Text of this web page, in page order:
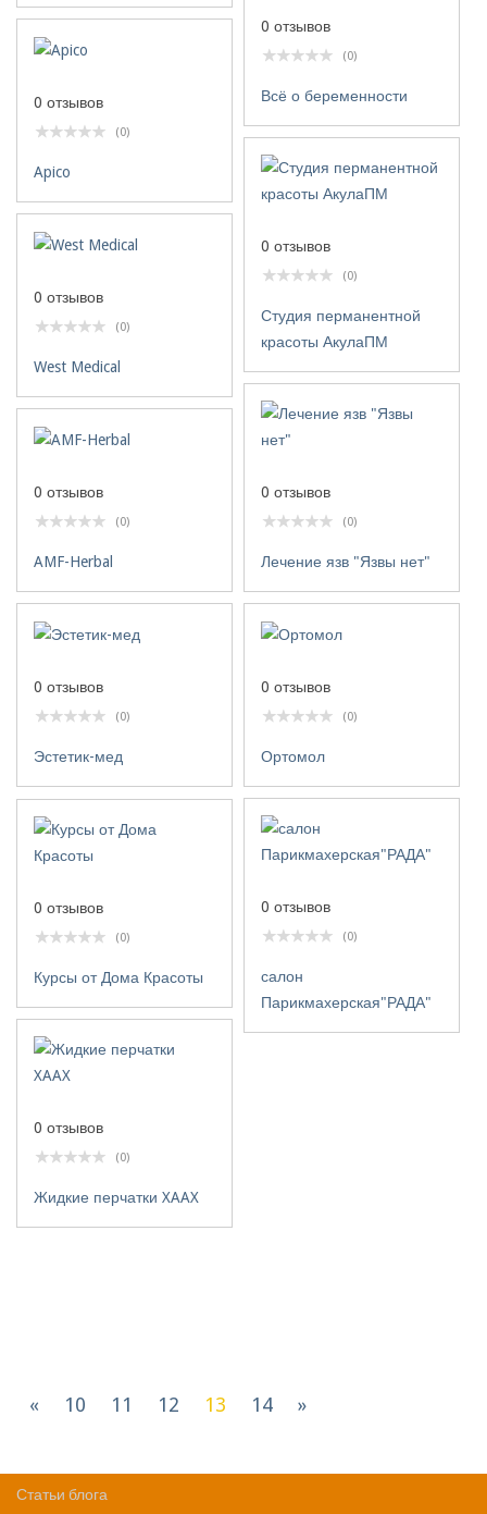
0 отзывов
(0)
Всё о беременности
0 отзывов
(0)
Apico
0 отзывов
(0)
Студия перманентной
красоты АкулаПМ
0 отзывов
(0)
West Medical
0 отзывов
(0)
Лечение язв "Язвы нет"
0 отзывов
(0)
AMF-Herbal
0 отзывов
(0)
Ортомол
0 отзывов
(0)
Эстетик-мед
0 отзывов
(0)
салон
Парикмахерская"РАДА"
0 отзывов
(0)
Курсы от Дома Красоты
0 отзывов
(0)
Жидкие перчатки XAAX
« 10 11 12 13 14 »
Статьи блога